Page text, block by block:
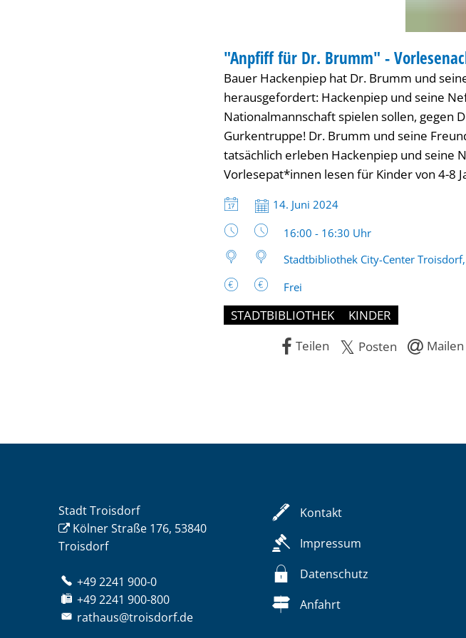
KATEGORIE: BIBLIOTHEK
"Anpfiff für Dr. Brumm" -
Bauer Hackenpiep hat Dr. Brumm und
herausgefordert: Hackenpiep und seine
Nationalmannschaft spielen sollen, gegen
Gurkentruppe! Dr. Brumm und seine
tatsächlich erleben Hackenpiep und seine
Vorlesepat*innen lesen für Kinder von 4-8
Datum:
14. Juni 2024
Uhrzeit:
16:00 - 16:30 Uhr
Stadtbibliothek City-Center
Frei
STADTBIBLIOTHEK
KINDER
Teilen
Posten Mailen
Stadt Troisdorf
Kölner Straße 176, 53840
Troisdorf
+49 2241 900-0
+49 2241 900-800
rathaus@troisdorf.de
Kontakt
Impressum
Datenschutz
Anfahrt